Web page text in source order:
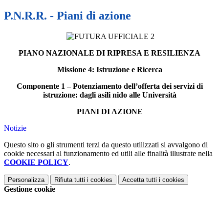
P.N.R.R. - Piani di azione
PIANO NAZIONALE DI RIPRESA E RESILIENZA
Missione 4: Istruzione e Ricerca
Componente 1 – Potenziamento dell’offerta dei servizi di
istruzione: dagli asili nido alle Università
PIANI DI AZIONE
Notizie
Questo sito o gli strumenti terzi da questo utilizzati si avvalgono di
cookie necessari al funzionamento ed utili alle finalità illustrate nella
COOKIE POLICY.
Personalizza Rifiuta tutti i cookies Accetta tutti i cookies
Gestione cookie